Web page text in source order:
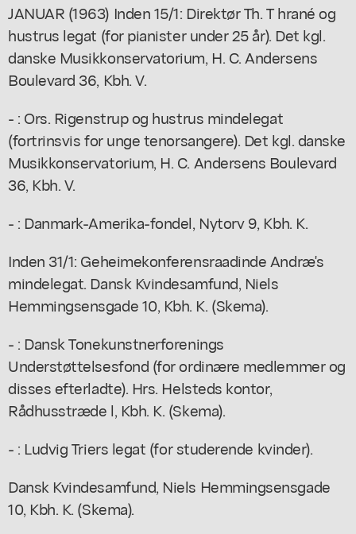
JANUAR (1963) Inden 15/1: Direktør Th. T hrané og
hustrus legat (for pianister under 25 år). Det kgl.
danske Musikkonservatorium, H. C. Andersens
Boulevard 36, Kbh. V.
- : Ors. Rigenstrup og hustrus mindelegat
(fortrinsvis for unge tenorsangere). Det kgl. danske
Musikkonservatorium, H. C. Andersens Boulevard
36, Kbh. V.
- : Danmark-Amerika-fondel, Nytorv 9, Kbh. K.
Inden 31/1: Geheimekonferensraadinde Andræ's
mindelegat. Dansk Kvindesamfund, Niels
Hemmingsensgade 10, Kbh. K. (Skema).
- : Dansk Tonekunstnerforenings
Understøttelsesfond (for ordinære medlemmer og
disses efterladte). Hrs. Helsteds kontor,
Rådhusstræde l, Kbh. K. (Skema).
- : Ludvig Triers legat (for studerende kvinder).
Dansk Kvindesamfund, Niels Hemmingsensgade
10, Kbh. K. (Skema).